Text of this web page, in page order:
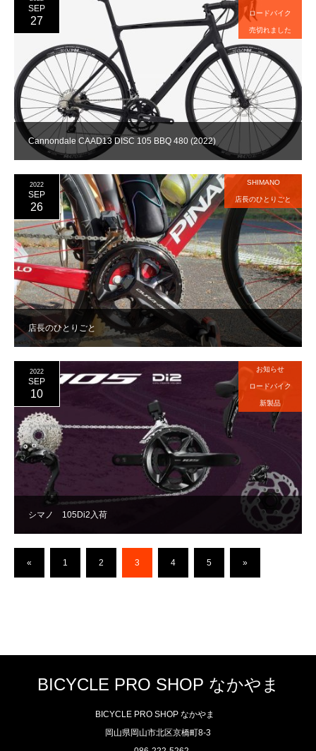
Cannondale CAAD13 DISC 105 BBQ 480 (2022)
SEP
27
ロードバイク
売切れました
店長のひとりごと
2022
SEP
26
SHIMANO
店長のひとりごと
シマノ 105Di2入荷
2022
SEP
10
お知らせ
ロードバイク
新製品
« 1 2 3 4 5 »
BICYCLE PRO SHOP なかやま
BICYCLE PRO SHOP なかやま
岡山県岡山市北区京橋町8-3